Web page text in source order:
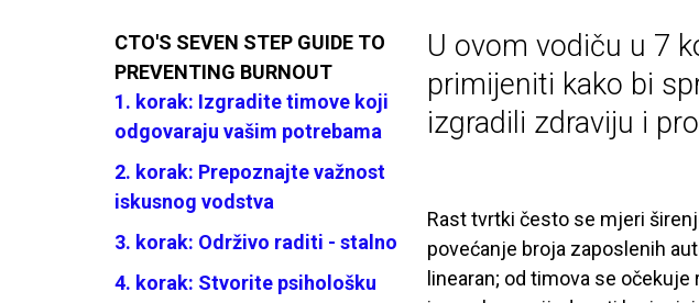
CTO'S SEVEN STEP GUIDE TO
PREVENTING BURNOUT
1. korak: Izgradite timove koji
odgovaraju vašim potrebama
2. korak: Prepoznajte važnost
iskusnog vodstva
3. korak: Održivo raditi - stalno
4. korak: Stvorite psihološku
U ovom vodiču u 7
primijeniti kako bi
izgradili zdraviju i
Rast tvrtki često se mjeri
povećanje broja zaposlenih
linearan; od timova se